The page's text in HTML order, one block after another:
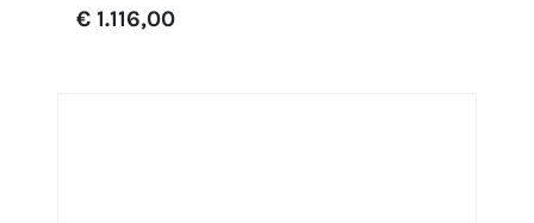
€ 1.116,00